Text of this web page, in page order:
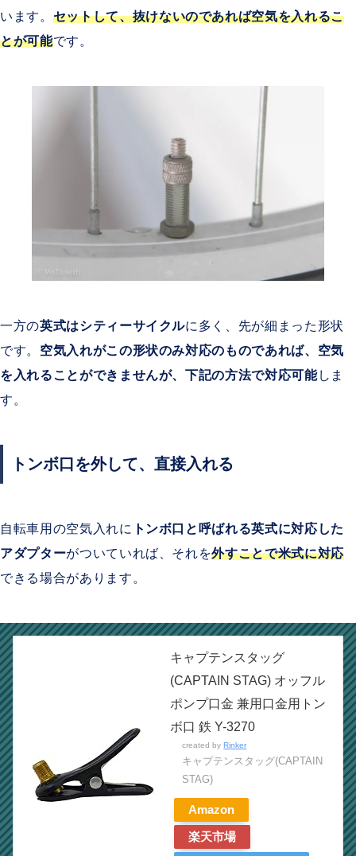
います。 セットして、抜けないのであれば空気を入れるこ
とが可能です。
一方の英式はシティーサイクルに多く、先が細まった形状
です。 空気入れがこの形状のみ対応のものであれば、空気
を入れることができませんが、下記の方法で対応可能しま
す。
トンボ口を外して、直接入れる
自転車用の空気入れに トンボ口と呼ばれる英式に対応した
アダプターがついていれば、それを外すことで米式に対応
できる場合があります。
キャプテンスタッグ
(CAPTAIN STAG) オッフル
ポンプ口金 兼用口金用トン
ボ口 鉄 Y-3270
created byRinker
キャプテンスタッグ(CAPTAIN
STAG)
Amazon
楽天市場